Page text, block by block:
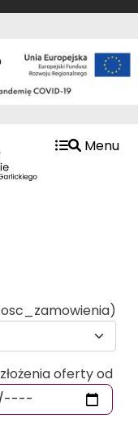
Menu
oferty od